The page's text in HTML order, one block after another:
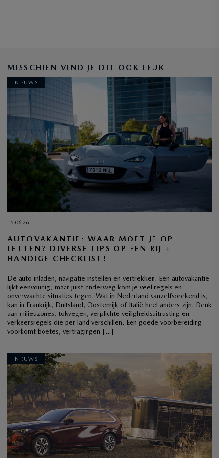
INSCHRIJVEN
MISSCHIEN VIND JE DIT OOK LEUK
NIEUWS
15-06-26
AUTOVAKANTIE: WAAR MOET JE OP
LETTEN? DIVERSE TIPS OP EEN RIJ +
HANDIGE CHECKLIST!
De auto inladen, navigatie instellen en vertrekken. Een autovakantie
lijkt eenvoudig, maar juist onderweg kom je veel regels en
onverwachte situaties tegen. Wat in Nederland vanzelfsprekend is,
kan in Frankrijk, Duitsland, Oostenrijk of Italië heel anders zijn. Denk
aan milieuzones, tolwegen, verplichte veiligheidsuitrusting en
verkeersregels die per land verschillen. Een goede voorbereiding
voorkomt boetes, vertragingen […]
NIEUWS